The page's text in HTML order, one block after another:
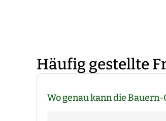
Häufig gestellte
Wo genau kann die